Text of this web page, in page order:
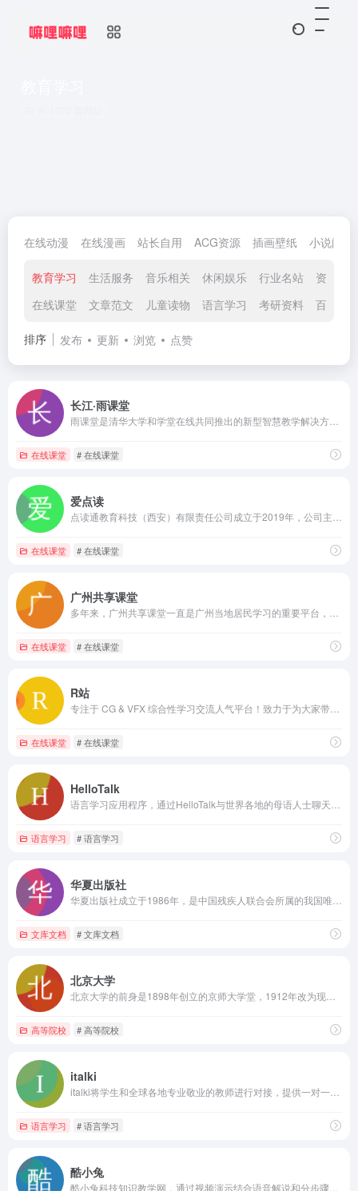
在线动漫 在线漫画 站长自用 ACG资源 插画壁纸 小说阅读
教育学习 生活服务 音乐相关 休闲娱乐 行业名站
资源网
在线课堂
文章范文 儿童读物 语言学习 考研资料 百科知
排序 发布 更新 浏览 点赞
长江·雨课堂
在线课堂 # 在线课堂
爱点读
在线课堂 # 在线课堂
广州共享课堂
在线课堂 # 在线课堂
R站
在线课堂 # 在线课堂
HelloTalk
语言学习 # 语言学习
华夏出版社
文库文档 # 文库文档
北京大学
高等院校 # 高等院校
italki
语言学习 # 语言学习
酷小兔